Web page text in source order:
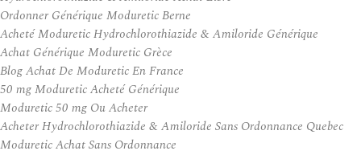
Ordonner Générique Moduretic Berne
Acheté Moduretic Hydrochlorothiazide & Amiloride Générique
Achat Générique Moduretic Grèce
Blog Achat De Moduretic En France
50 mg Moduretic Acheté Générique
Moduretic 50 mg Ou Acheter
Acheter Hydrochlorothiazide & Amiloride Sans Ordonnance Quebec
Moduretic Achat Sans Ordonnance